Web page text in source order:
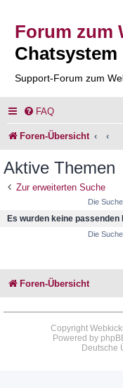
Forum zum
Chatsystem
Support-Forum zum
FAQ
Foren-Übersicht
Aktive Themen
Zur erweiterten Suche
Die
Es wurden keine
Die
Foren-Übersicht
Copyright
Powered by
Deutsche